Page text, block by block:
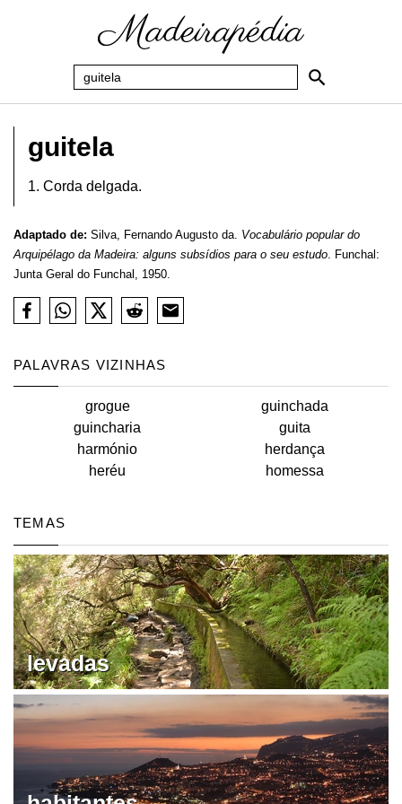
guitela
1. Corda delgada.
Adaptado de: Silva, Fernando Augusto da. Vocabulário popular do
Arquipélago da Madeira: alguns subsídios para o seu estudo. Funchal:
Junta Geral do Funchal, 1950.
PALAVRAS VIZINHAS
grogue
guinchada
guincharia
guita
harmónio
herdança
heréu
homessa
TEMAS
levadas